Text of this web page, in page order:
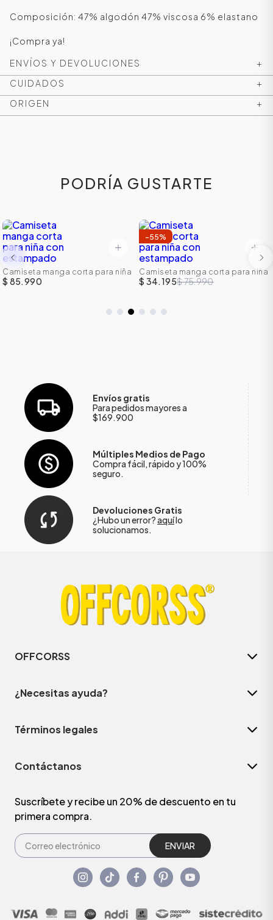
Composición: 47% algodón 47% viscosa 6% elastano
¡Compra ya!
ENVÍOS Y DEVOLUCIONES
+
CUIDADOS
+
ORIGEN
+
PODRÍA GUSTARTE
Camiseta manga corta para niña
con estampado
$ 85.990
-55%
Camiseta manga corta para niña
con estampado
$ 34.195$ 75.990
Envíos gratis
Para pedidos mayores a
$169.900
Múltiples Medios de Pago
Compra fácil, rápido y 100%
seguro.
Devoluciones Gratis
¿Hubo un error?aquílo
solucionamos.
OFFCORSS
¿Necesitas ayuda?
Términos legales
Contáctanos
Suscríbete y recibe un 20% de descuento en tu
primera compra.
ENVIAR